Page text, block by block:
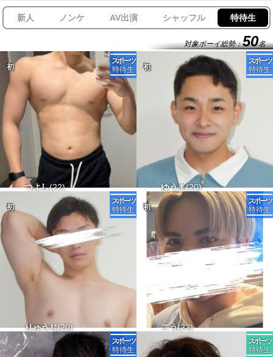
新人 ノンケ AV出演 シャッフル 特待生
70
しゅんと 23
173-65 タチ△ ウケ△
きょうへい 19
171-63 タチ△ ウケ△
しゅんた 21
173-60 タチ〇 ウケ△
かのん 19
168-58 タチ△ ウケ△
138
かんた 22
174-67 タチ△ ウケx
りゅうき 23
171-66 タチ△ ウケ〇
かいり 23
170-56 タチ△ ウケx
しんいち 24
174-60 タチx ウケx
34
りょうせい 18
168-52 タチ△ ウケ△
かいき 19
170-60 タチ△ ウケ〇
しんご 21
161-62 タチ△ ウケ△
ゆら 22
163-50 タチ△ ウケx
18
ゆーゆ 21
165-50 タチ△ ウケ△
るき 21
170-60 タチx ウケx
れい 21
177-56 タチ△ ウケ△
ひろ 20
162-44 タチ△ ウケ〇
50
つよし 22
168-71 タチ△ ウケx
ゆうま 20
157-52 タチ△ ウケ△
りゅうじ 20
162-65 タチ〇 ウケx
こう 22
170-65 タチ〇 ウケ△